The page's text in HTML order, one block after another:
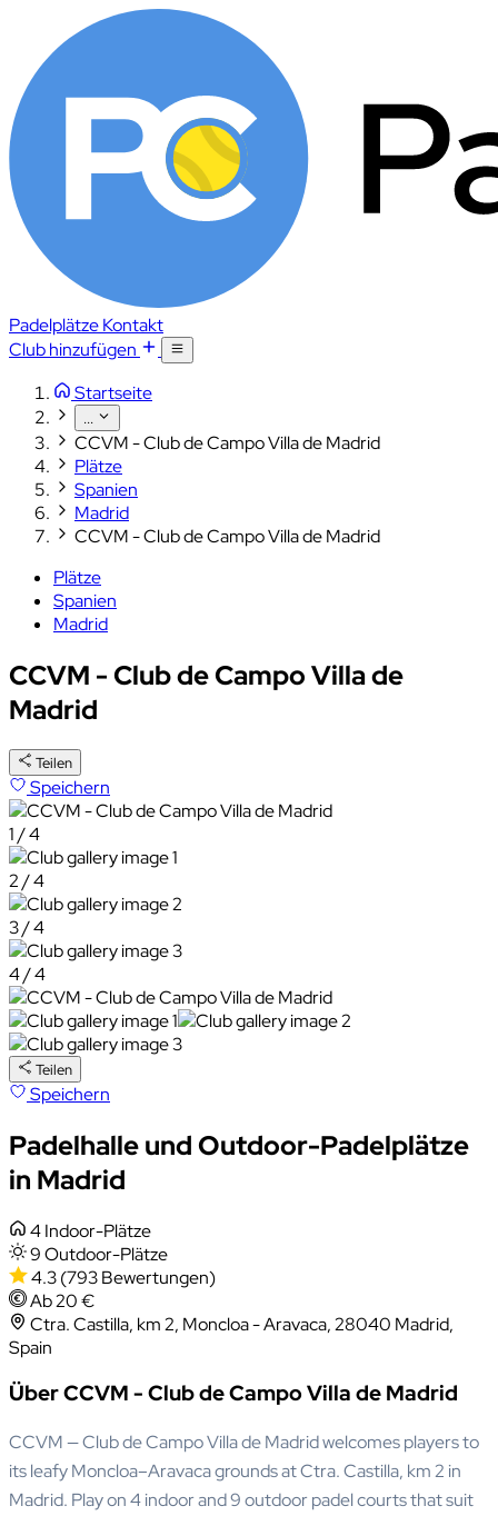
PadelplätzeKontakt
Club hinzufügen
Startseite
...
CCVM - Club de Campo Villa de Madrid
Plätze
Spanien
Madrid
CCVM - Club de Campo Villa de Madrid
Plätze
Spanien
Madrid
CCVM - Club de Campo Villa de
Madrid
Teilen
Speichern
1 / 4
2 / 4
3 / 4
4 / 4
Teilen
Speichern
Padelhalle und Outdoor-Padelplätze
in Madrid
4 Indoor-Plätze
9 Outdoor-Plätze
4.3(793 Bewertungen)
Ab 20 €
Ctra. Castilla, km 2, Moncloa - Aravaca, 28040 Madrid,
Spain
Über CCVM - Club de Campo Villa de Madrid
CCVM — Club de Campo Villa de Madrid welcomes players to
its leafy Moncloa–Aravaca grounds at Ctra. Castilla, km 2 in
Madrid. Play on 4 indoor and 9 outdoor padel courts that suit